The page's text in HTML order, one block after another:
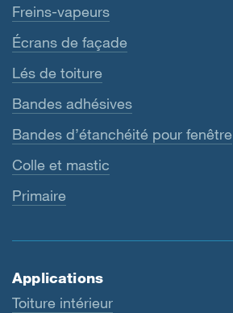
Freins-vapeurs
Écrans de façade
Lés de toiture
Bandes adhésives
Bandes d’étanchéité pour fenêtre
Colle et mastic
Primaire
Applications
Toiture intérieur